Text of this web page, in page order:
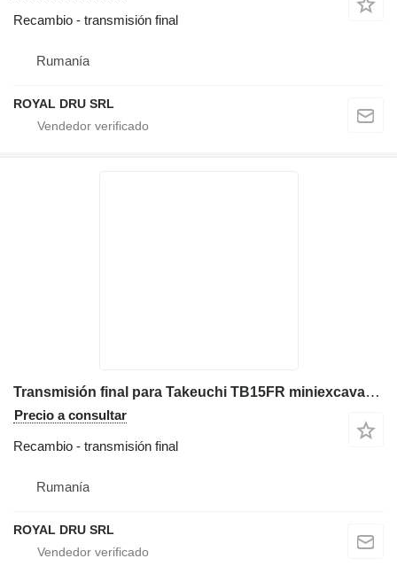
Recambio - transmisión final
Rumanía
ROYAL DRU SRL
Transmisión final para Takeuchi TB15FR miniexcavadora
Precio a consultar
Recambio - transmisión final
Rumanía
ROYAL DRU SRL